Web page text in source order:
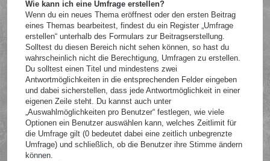
Wie kann ich eine Umfrage erstellen?
Wenn du ein neues Thema eröffnest oder den ersten Beitrag
eines Themas bearbeitest, findest du ein Register „Umfrage
erstellen“ unterhalb des Formulars zur Beitragserstellung.
Solltest du diesen Bereich nicht sehen können, so hast du
wahrscheinlich nicht die Berechtigung, Umfragen zu erstellen.
Du solltest einen Titel und mindestens zwei
Antwortmöglichkeiten in die entsprechenden Felder eingeben
und dabei sicherstellen, dass jede Antwortmöglichkeit in einer
eigenen Zeile steht. Du kannst auch unter
„Auswahlmöglichkeiten pro Benutzer“ festlegen, wie viele
Optionen ein Benutzer auswählen kann, welches Zeitlimit für
die Umfrage gilt (0 bedeutet dabei eine zeitlich unbegrenzte
Umfrage) und schließlich, ob die Benutzer ihre Stimme ändern
können.